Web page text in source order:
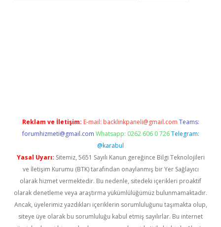
Reklam ve İletişim: E-mail: backlinkpaneli@gmail.com Teams:
forumhizmeti@gmail.com Whatsapp: 0262 606 0 726 Telegram:
@karabul
Yasal Uyarı: Sitemiz, 5651 Sayılı Kanun gereğince Bilgi Teknolojileri
ve İletişim Kurumu (BTK) tarafından onaylanmış bir Yer Sağlayıcı
olarak hizmet vermektedir. Bu nedenle, sitedeki içerikleri proaktif
olarak denetleme veya araştırma yükümlülüğümüz bulunmamaktadır.
Ancak, üyelerimiz yazdıkları içeriklerin sorumluluğunu taşımakta olup,
siteye üye olarak bu sorumluluğu kabul etmiş sayılırlar. Bu internet